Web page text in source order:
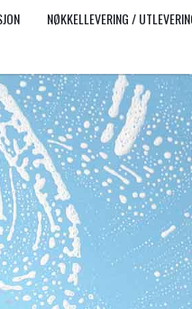
NØKKELLEVERING /